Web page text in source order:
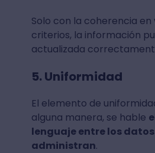
Solo con la coherencia en
criterios, la información
actualizada
5. Uniformidad
El elemento de
alguna manera, se hable
lenguaje entre los datos
administran.